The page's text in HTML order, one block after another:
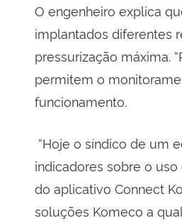
O engenheiro explica
implantados diferentes
pressurização máxima.
permitem o
funcionamento.
“Hoje o síndico de um
indicadores sobre o uso
do aplicativo Connect
soluções Komeco a